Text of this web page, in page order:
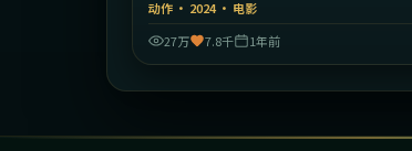
动作· 2024· 电影
27万
7.8千 1年前